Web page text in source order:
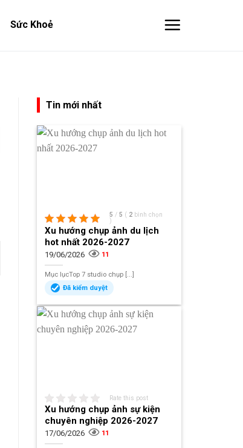
Sức Khoẻ
Tin mới nhất
5 / 5 ( 2 bình chọn
)
Xu hướng chụp ảnh du lịch
hot nhất 2026-2027
19/06/2026 11
Mục lụcTop 7 studio chụp [...]
Đã kiểm duyệt
Rate this post
Xu hướng chụp ảnh sự kiện
chuyên nghiệp 2026-2027
17/06/2026 11